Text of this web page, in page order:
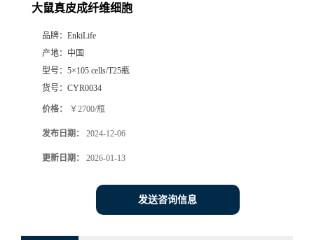
大鼠真皮成纤维细胞
品牌： EnkiLife
产地： 中国
型号： 5×105 cells/T25瓶
货号： CYR0034
价格： ￥2700/瓶
发布日期： 2024-12-06
更新日期： 2026-01-13
发送咨询信息